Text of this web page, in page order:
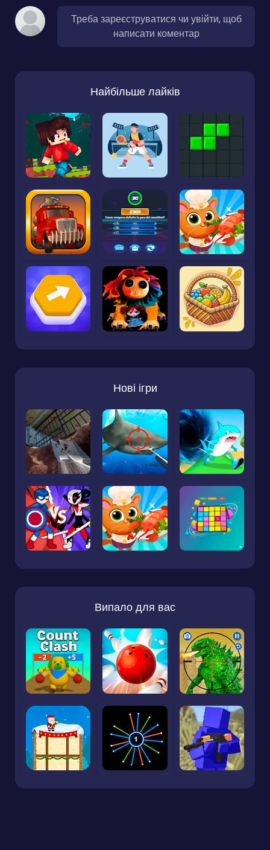
Треба зареєструватися чи увійти, щоб
написати коментар
Найбільше лайків
Нові ігри
Випало для вас